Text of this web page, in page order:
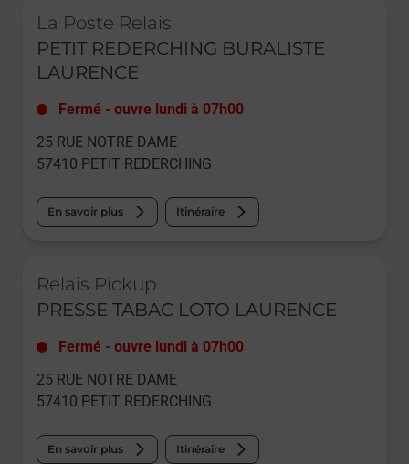
La Poste Relais
PETIT REDERCHING BURALISTE
LAURENCE
Fermé - ouvre lundi à 07h00
25 RUE NOTRE DAME
57410 PETIT REDERCHING
En savoir plus Itinéraire
Relais Pickup
PRESSE TABAC LOTO LAURENCE
Fermé - ouvre lundi à 07h00
25 RUE NOTRE DAME
57410 PETIT REDERCHING
En savoir plus Itinéraire